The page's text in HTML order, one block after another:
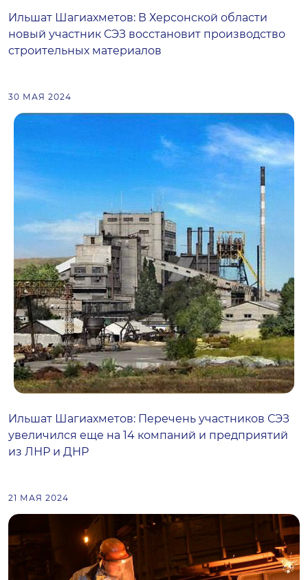
Ильшат Шагиахметов: В Херсонской области
новый участник СЭЗ восстановит производство
строительных материалов
30 МАЯ 2024
Ильшат Шагиахметов: Перечень участников СЭЗ
увеличился еще на 14 компаний и предприятий
из ЛНР и ДНР
21 МАЯ 2024